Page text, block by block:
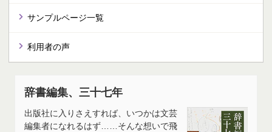
サンプルページ一覧
利用者の声
辞書編集、三十七年
出版社に入りさえすれば、いつかは文芸
編集者になれるはず……そんな想いで飛